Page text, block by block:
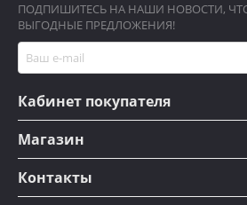
ПОДПИШИТЕСЬ НА НАШИ НОВОСТИ,
ВЫГОДНЫЕ ПРЕДЛОЖЕНИЯ!
Кабинет покупателя
Магазин
Контакты